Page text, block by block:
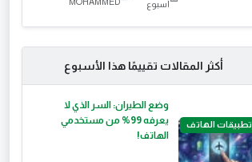
أسبوع
أكثر المقالات تقييمًا هذا الأسبوع
تطبيقات الهاتف
وضع الطيران: السر الذي لا
يعرفه 99% من مستخدمي
الهاتف!